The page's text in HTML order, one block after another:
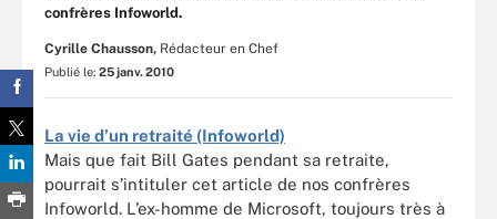
confrères Infoworld.
Cyrille Chausson, Rédacteur en Chef
Publié le: 25 janv. 2010
La vie d’un retraité (Infoworld)
Mais que fait Bill Gates pendant sa retraite,
pourrait s’intituler cet article de nos confrères
Infoworld. L’ex-homme de Microsoft, toujours très à